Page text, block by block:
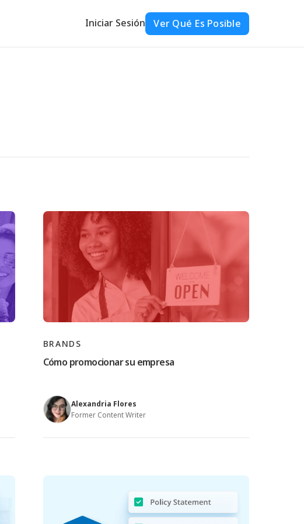
Iniciar Sesión Ver Qué Es Posible
BRANDS
Cómo promocionar su empresa
Alexandria Flores
Former Content Writer